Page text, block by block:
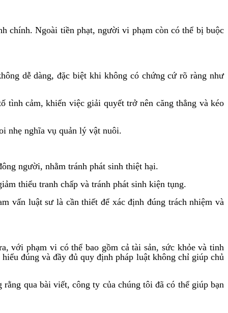
chính. Ngoài tiền phạt, người vi phạm còn có thể bị buộc
dễ dàng, đặc biệt khi không có chứng cứ rõ ràng như
tình cảm, khiến việc giải quyết trở nên căng thẳng và kéo
nhẹ nghĩa vụ quản lý vật nuôi.
người, nhằm tránh phát sinh thiệt hại.
thiểu tranh chấp và tránh phát sinh kiện tụng.
vấn luật sư là cần thiết để xác định đúng trách nhiệm và
với phạm vi có thể bao gồm cả tài sản, sức khỏe và tinh
đúng và đầy đủ quy định pháp luật không chỉ giúp chủ
rằng qua bài viết, công ty của chúng tôi đã có thể giúp bạn